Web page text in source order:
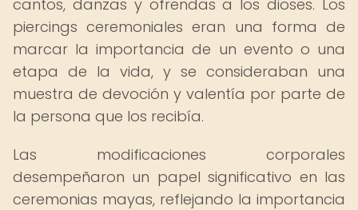
cantos, danzas y ofrendas a los dioses. Los
piercings ceremoniales eran una forma de
marcar la importancia de un evento o una
etapa de la vida, y se consideraban una
muestra de devoción y valentía por parte de
la persona que los recibía.
Las modificaciones corporales
desempeñaron un papel significativo en las
ceremonias mayas, reflejando la importancia